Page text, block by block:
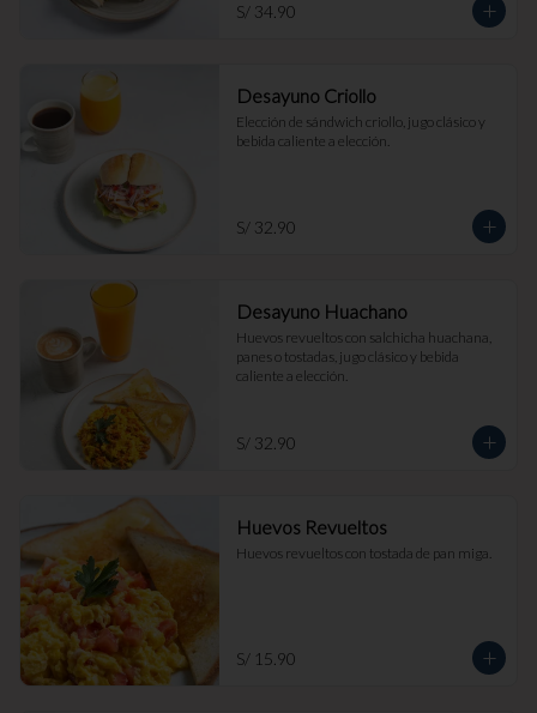
S/ 34.90
Desayuno Criollo
Elección de sándwich criollo, jugo clásico y
bebida caliente a elección.
S/ 32.90
Desayuno Huachano
Huevos revueltos con salchicha huachana,
panes o tostadas, jugo clásico y bebida
caliente a elección.
S/ 32.90
Huevos Revueltos
Huevos revueltos con tostada de pan miga.
S/ 15.90